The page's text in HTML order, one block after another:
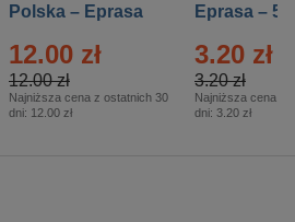
Polska – Eprasa
12.00 zł
12.00 zł
Najniższa cena z ostatnich 30
dni: 12.00 zł
Eprasa – 5/
3.20 zł
3.20 zł
Najniższa cena z
dni: 3.20 zł